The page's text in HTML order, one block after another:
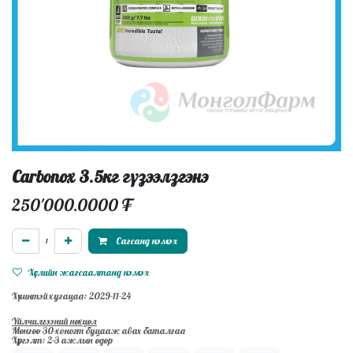
Carbonox 3.5кг гүзээлзгэнэ
250'000.0000₮
Сагсанд нэмэх
Хүслийн жагсаалтанд нэмэх
Хүчинтэй хугацаа: 2029-11-24
Үйлчилгээний нөхцөл
Мөнгөө 30-хоногт буцааж авах баталгаа
Хүргэлт: 2-3 ажлын өдөр